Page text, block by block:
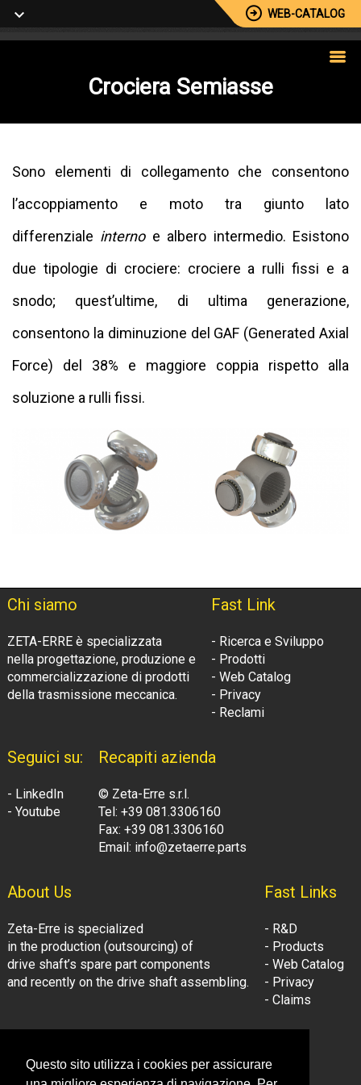
Questo sito utilizza i cookies per assicurare
WEB-CATALOG
Crociera Semiasse
Sono elementi di collegamento che consentono
l’accoppiamento e moto tra giunto lato
differenziale internoe albero intermedio. Esistono
due tipologie di crociere: crociere a rulli fissi e a
snodo; quest’ultime, di ultima generazione,
consentono la diminuzione del GAF (Generated Axial
Force) del 38% e maggiore coppia rispetto alla
soluzione a rulli fissi.
Chi siamo
ZETA-ERRE è specializzata
nella progettazione, produzione e
commercializzazione di prodotti
della trasmissione meccanica.
Fast Link
- Ricerca e Sviluppo
- Prodotti
- Web Catalog
- Privacy
- Reclami
Seguici su:
- LinkedIn
- Youtube
Recapiti azienda
© Zeta-Erre s.r.l.
Tel: +39 081.3306160
Fax: +39 081.3306160
Email: info@zetaerre.parts
About Us
Zeta-Erre is specialized
in the production (outsourcing) of
drive shaft’s spare part components
and recently on the drive shaft assembling.
Fast Links
- R&D
- Products
- Web Catalog
- Privacy
- Claims
- LinkedIn © Zeta-Erre s.r.l.